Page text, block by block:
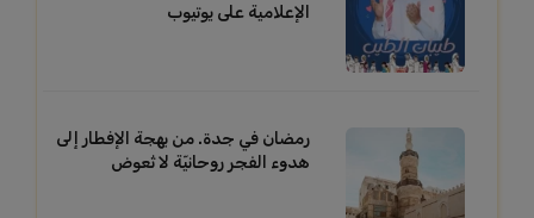
الإعلامية على يوتيوب
رمضان في جدة. من بهجة الإفطار إلى
هدوء الفجر روحانيّة لا تُعوض